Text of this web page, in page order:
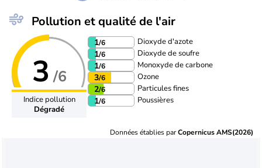
Pollution et qualité de l'air
3 /6
Indice pollution
Dégradé
1/6 Dioxyde d'azote
1/6 Dioxyde de soufre
1/6 Monoxyde de carbone
3/6 Ozone
2/6 Particules fines
1/6 Poussières
Données établies parCopernicus AMS(2026)